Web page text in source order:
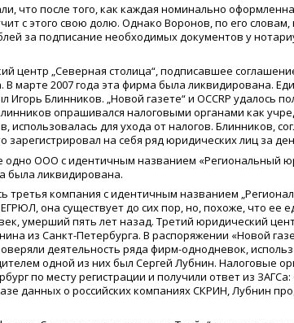
что после того, как каждая номинально
с этого свою долю. Однако Воронов, по его словам,
за подписание необходимых документов у
центр „Северная столица“, подписавшее
В марте 2007 года эта фирма была ликвидирована.
Блинников. „Новой газете“ и OCCRP удалось
опрашивался налоговыми органами как
использовалась для ухода от налогов. Блинников,
зарегистрировал на себя ряд юридических лиц за
одно ООО с идентичным названием «Региональный
была ликвидирована.
третья компания с идентичным названием
она существует до сих пор, но, похоже, что ее
умерший пять лет назад. Третий юридический
из Санкт-Петербурга. В распоряжении «Новой
деятельность ряда фирм-однодневок,
одной из них был Сергей Лубнин. Налоговые
по месту регистрации и получили ответ из
данных о российских компаниях СКРИН, Лубнин